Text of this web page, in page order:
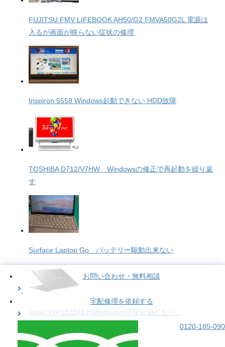
FUJITSU FMV LIFEBOOK AH50/G2 FMVA50G2L 電源は
入るが画面が映らない症状の修理
Inspiron 5558 Windows起動できない HDD故障
TOSHIBA D712/V7HW Windowsの修正で再起動を繰り返
す
Surface Laptop Go バッテリー駆動出来ない
Sony SVP1322A1J Windowsが正常起動しない。
お問い合わせ・無料相談
宅配修理を依頼する
0120-185-090